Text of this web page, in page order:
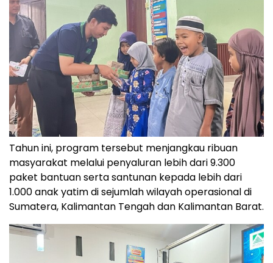
Tahun ini, program tersebut menjangkau ribuan
masyarakat melalui penyaluran lebih dari 9.300
paket bantuan serta santunan kepada lebih dari
1.000 anak yatim di sejumlah wilayah operasional di
Sumatera, Kalimantan Tengah dan Kalimantan Barat.